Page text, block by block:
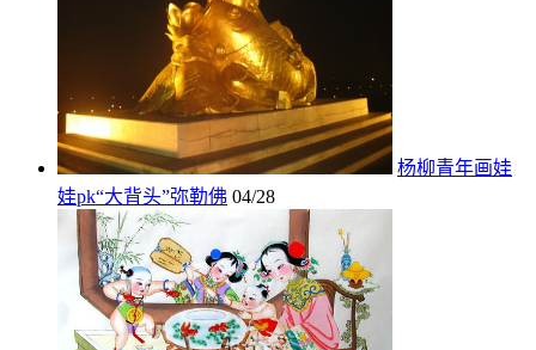
杨柳青年画娃
娃pk“大背头”弥勒佛 04/28